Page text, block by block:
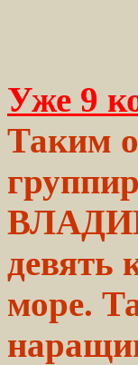
Уже 9
Таким
девять
море.